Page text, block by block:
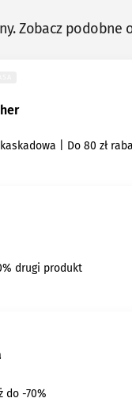
Zobacz podobne
| Do 80 zł
drugi produkt
do -70%